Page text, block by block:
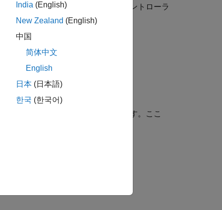
テムのsysで表される、並列形式コントローラ
のサブセットのデータを抽出します。ここ
India (English)
New Zealand (English)
中国
简体中文
English
日本 (日本語)
한국 (한국어)